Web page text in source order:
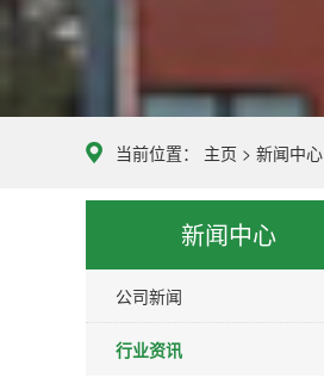
当前位置： 主页 > 新闻中心
新闻中心
公司新闻
行业资讯